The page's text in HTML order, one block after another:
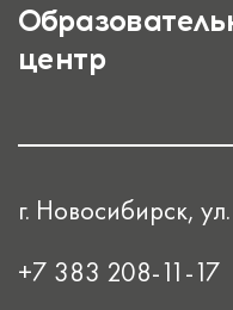
центр
г. Новосибирск,
+7 383 208-11-17